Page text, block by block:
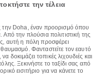
την τέλεια
την Doha, έναν προορισμό όπου
Από την πλούσια πολιτιστική της
αυτή η πόλη προσφέρει
θαυμασμό. Φανταστείτε τον εαυτό
τοπικές λιχουδιές και
Ξεκινήστε το ταξίδι σας από
εισιτήριο για να κάνετε το